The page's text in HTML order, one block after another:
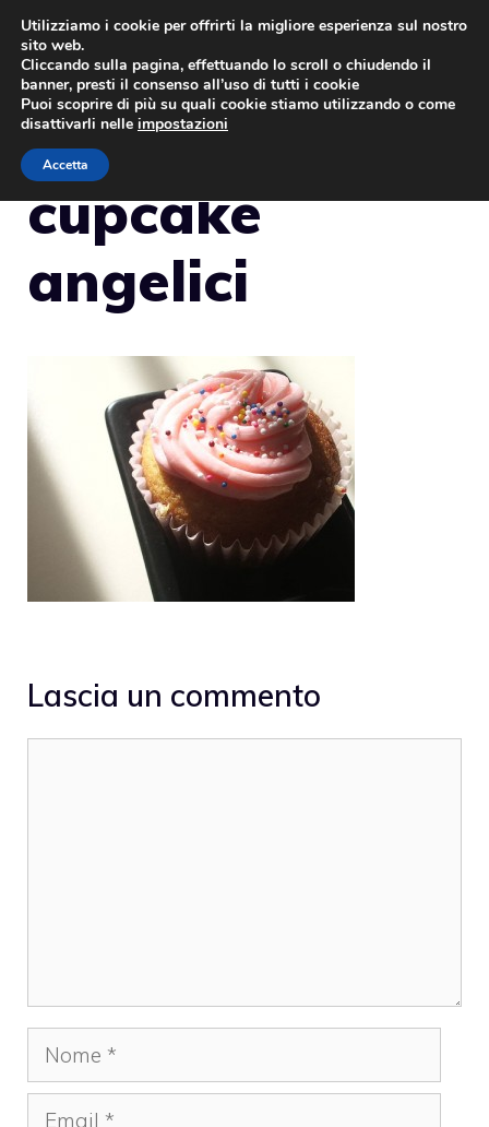
Vai
contenuto
cupcake
angelici
Lascia un commento
Nome
Email
Utilizziamo i cookie per offrirti la migliore esperienza sul nostro
sito web.
Cliccando sulla pagina, effettuando lo scroll o chiudendo il
banner, presti il consenso all’uso di tutti i cookie
Puoi scoprire di più su quali cookie stiamo utilizzando o come
disattivarli nelle impostazioni
Accetta